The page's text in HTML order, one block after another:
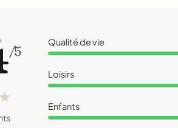
/5
★
Qualité de vie
Loisirs
Enfants